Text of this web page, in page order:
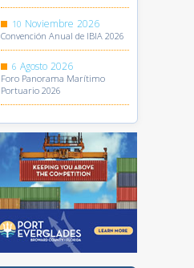
10 Noviembre 2026
Convención Anual de IBIA 2026
6 Agosto 2026
Foro Panorama Marítimo
Portuario 2026